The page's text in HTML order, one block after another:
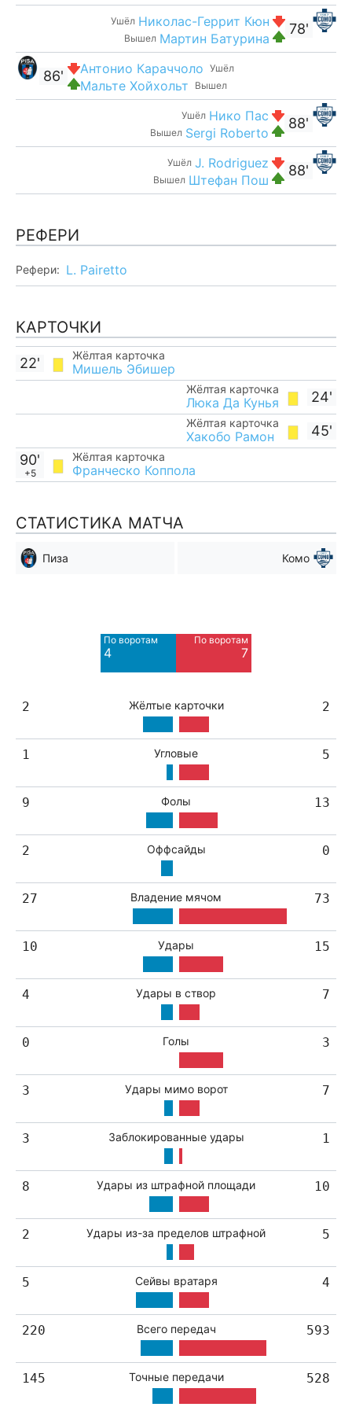
78'
Ушёл Николас-Геррит Кюн
Вышел Мартин Батурина
Ушёл
Антонио Караччоло
Вышел
Мальте Хойхольт
86'
88'
Ушёл Нико Пас
Вышел Sergi Roberto
88'
Ушёл J. Rodriguez
Вышел Штефан Пош
РЕФЕРИ
Рефери: L. Pairetto
КАРТОЧКИ
Жёлтая карточка
Мишель Эбишер
22'
24'
Жёлтая карточка
Люка Да Кунья
45'
Жёлтая карточка
Хакобо Рамон
Жёлтая карточка
Франческо Коппола
90'
+5
СТАТИСТИКА МАТЧА
Пиза Комо
По воротам
4
По воротам
7
2 Жёлтые карточки 2
1 Угловые 5
9 Фолы 13
2 Оффсайды 0
27 Владение мячом 73
10 Удары 15
4 Удары в створ 7
0 Голы 3
3 Удары мимо ворот 7
3 Заблокированные удары 1
8 Удары из штрафной площади 10
2 Удары из-за пределов штрафной 5
5 Сейвы вратаря 4
220 Всего передач 593
145 Точные передачи 528